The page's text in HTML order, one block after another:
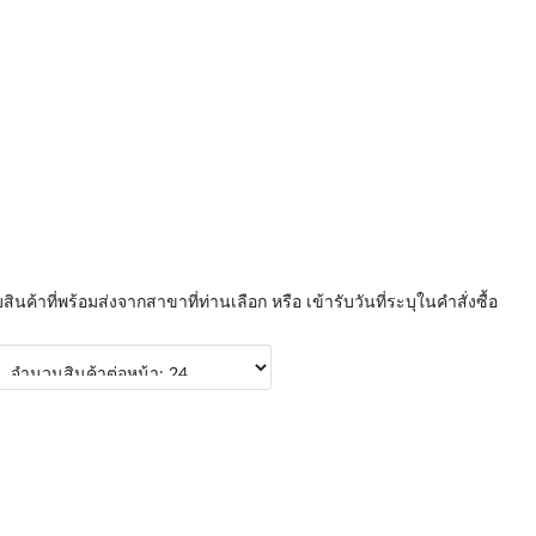
ค้าที่พร้อมส่งจากสาขาที่ท่านเลือก หรือ เข้ารับวันที่ระบุในคำสั่งซื้อ